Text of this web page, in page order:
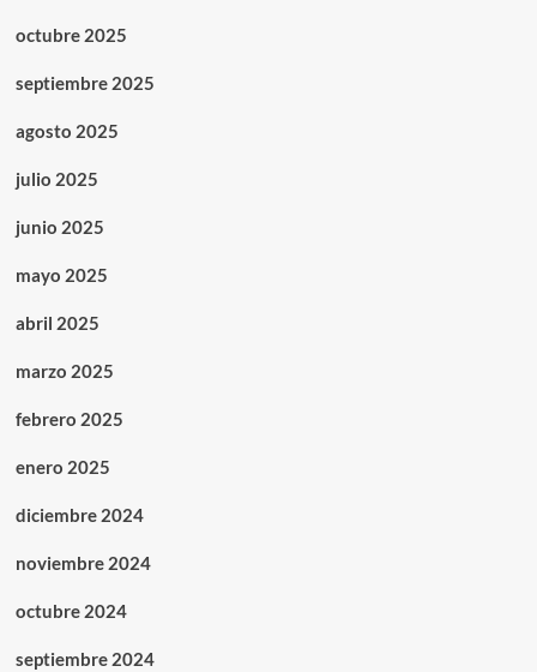
octubre 2025
septiembre 2025
agosto 2025
julio 2025
junio 2025
mayo 2025
abril 2025
marzo 2025
febrero 2025
enero 2025
diciembre 2024
noviembre 2024
octubre 2024
septiembre 2024